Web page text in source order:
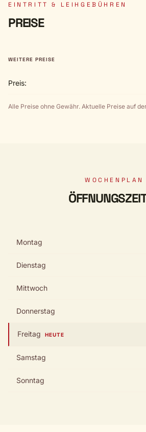
EINTRITT & LEIHGEBÜHREN
PREISE
WEITERE PREISE
Preis:
Alle Preise ohne Gewähr. Aktuelle Preise auf der
WOCHENPLAN
Montag
Dienstag
Mittwoch
Donnerstag
Freitag HEUTE
Samstag
Sonntag